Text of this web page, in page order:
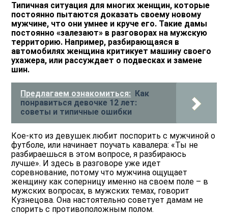
Типичная ситуация для многих женщин, которые
постоянно пытаются доказать своему новому
мужчине, что они умнее и круче его. Такие дамы
постоянно «залезают» в разговорах на мужскую
территорию. Например, разбирающаяся в
автомобилях женщина критикует машину своего
ухажера, или рассуждает о подвесках и замене
шин.
Предлагаем ознакомиться: Как
понравиться девочке 12 лет:
советы и типичные ошибки
Кое-кто из девушек любит поспорить с мужчиной о
футболе, или начинает поучать кавалера: «Ты не
разбираешься в этом вопросе, я разбираюсь
лучше». И здесь в разговоре уже идет
соревнование, потому что мужчина ощущает
женщину как соперницу именно на своем поле – в
мужских вопросах, в мужских темах, говорит
Кузнецова. Она настоятельно советует дамам не
спорить с противоположным полом.